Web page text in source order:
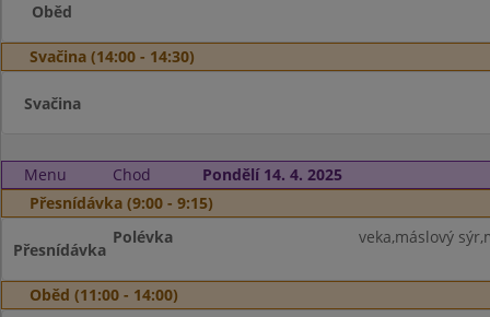
Oběd
Svačina (14:00 - 14:30)
Svačina
Menu Chod
Pondělí 14. 4. 2025
Přesnídávka (9:00 - 9:15)
Přesnídávka
Polévka veka,máslový
Oběd (11:00 - 14:00)